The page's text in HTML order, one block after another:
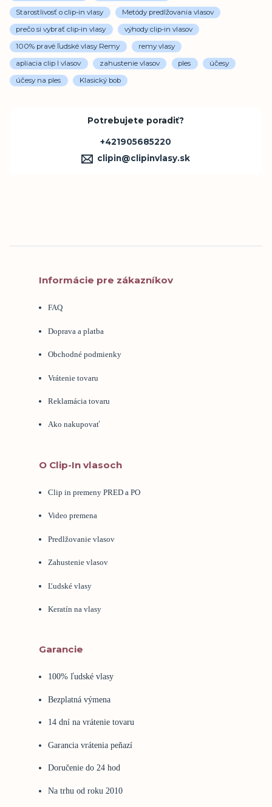
Starostlivosť o clip-in vlasy Metódy predlžovania vlasov
prečo si vybrať clip-in vlasy výhody clip-in vlasov
100% pravé ľudské vlasy Remy remy vlasy
apliacia clip I vlasov zahustenie vlasov ples účesy
účesy na ples Klasický bob
Potrebujete poradiť?
+421905685220
clipin@clipinvlasy.sk
Informácie pre zákazníkov
FAQ
Doprava a platba
Obchodné podmienky
Vrátenie tovaru
Reklamácia tovaru
Ako nakupovať
O Clip-In vlasoch
Clip in premeny PRED a PO
Video premena
Predlžovanie vlasov
Zahustenie vlasov
Ľudské vlasy
Keratín na vlasy
Garancie
100% ľudské vlasy
Bezplatná výmena
14 dní na vrátenie tovaru
Garancia vrátenia peňazí
Doručenie do 24 hod
Na trhu od roku 2010